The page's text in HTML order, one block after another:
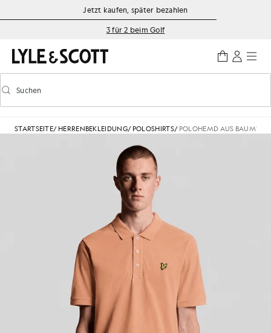
Zum Hauptinhalt springen
Informationen zur Barrierefreiheit
Jetzt kaufen, später bezahlen
3 für 2 beim Golf
Vorausschauende Suche ein-/ausschalten
Suchen
STARTSEITE/ HERRENBEKLEIDUNG/ POLOSHIRTS/ POLOHEMD AUS